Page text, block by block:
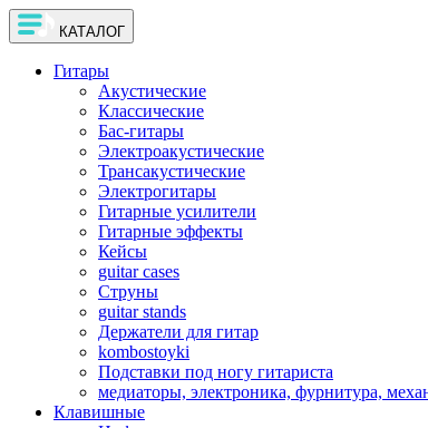
КАТАЛОГ
Гитары
Акустические
Классические
Бас-гитары
Электроакустические
Трансакустические
Электрогитары
Гитарные усилители
Гитарные эффекты
Кейсы
guitar cases
Струны
guitar stands
Держатели для гитар
kombostoyki
Подставки под ногу гитариста
медиаторы, электроника, фурнитура,
Клавишные